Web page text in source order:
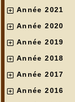
Année 2021
Année 2020
Année 2019
Année 2018
Année 2017
Année 2016